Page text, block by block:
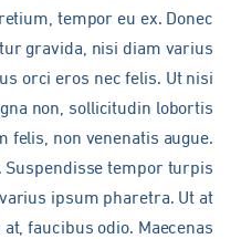
tempor eu ex. Donec
gravida, nisi diam varius
orci eros nec felis. Ut nisi
non, sollicitudin lobortis
felis, non venenatis augue.
Suspendisse tempor turpis
varius ipsum pharetra. Ut at
at, faucibus odio. Maecenas